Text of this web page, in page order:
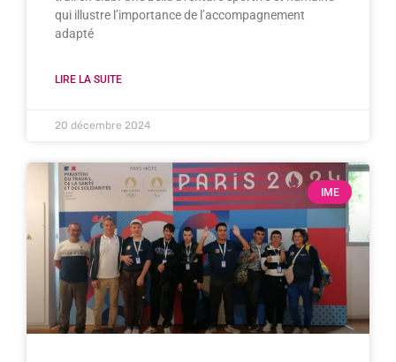
qui illustre l’importance de l’accompagnement
adapté
LIRE LA SUITE
20 décembre 2024
IME